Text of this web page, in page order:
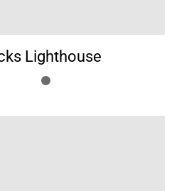
Lighthouse